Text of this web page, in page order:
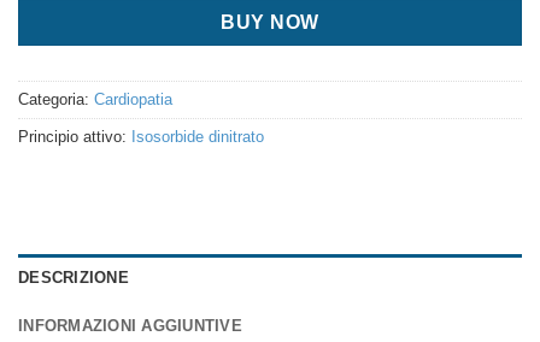
BUY NOW
Categoria: Cardiopatia
Principio attivo: Isosorbide dinitrato
DESCRIZIONE
INFORMAZIONI AGGIUNTIVE